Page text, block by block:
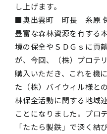
し上げます。
■奥出雲町 町長 糸原
豊富な森林資源を有する
境の保全やＳＤＧｓに貢
が、今回、（株）プロテ
購入いただき、これを機
た（株）バイウィル様と
林保全活動に関する地域
ことになりました。プロ
「たたら製鉄」で深く結